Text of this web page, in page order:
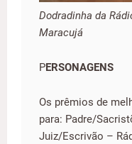
Dodradinha da
Maracujá
PERSONAGENS
Os prêmios de
para: Padre/
Juiz/Escrivão –